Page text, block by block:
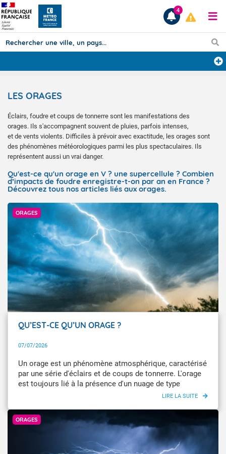
Prévisions
Articles
4
LES ORAGES
Éclairs, foudre et coups de tonnerre sont les manifestations des
orages. Ils s'accompagnent souvent de pluies, parfois intenses,
et de vents violents. Difficiles à prévoir avec exactitude, les orages sont
des phénomènes météorologiques parmi les plus spectaculaires. Ils
représentent aussi un vrai danger.
Qu'est-ce qu'un orage en V ? une supercellule ? Combien
d’impacts de foudre enregistre-t-on par an en France ?
Découvrez tous nos articles liés aux orages.
ORAGES
Getty Images
QU’EST-CE QU’UN ORAGE ?
07/07/2026
Un orage est un phénomène atmosphérique, caractérisé
par une série d'éclairs et de coups de tonnerre. L'orage
est toujours lié à la présence d'un nuage de type
cumulonimbus, dit aussi nuage d'orage. Quels en sont
Comment se protéger de la foudre ? Que se passe-t-il au
cœur des cumulonimbus ?
ORAGES
Getty Images